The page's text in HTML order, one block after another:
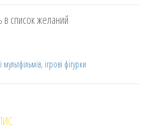
в список желаний
ігрові фігурки